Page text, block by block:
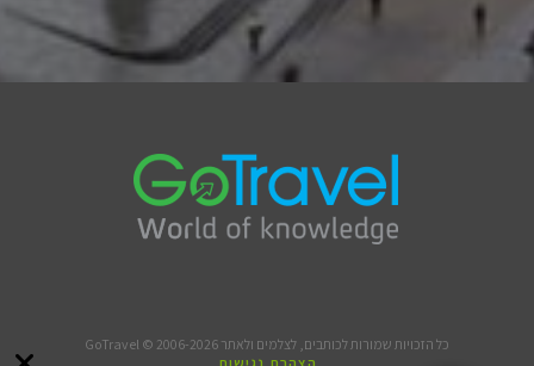
כל הזכויות שמורות לכותבים, לצלמים ולאתר GoTravel © 2006-2026